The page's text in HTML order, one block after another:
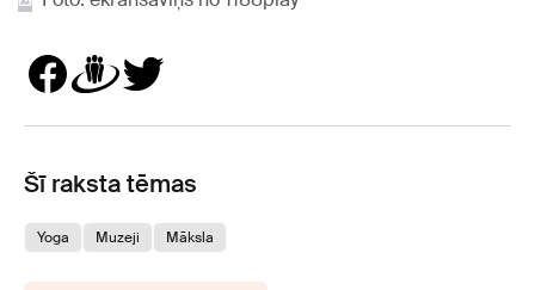
Šī raksta tēmas
Yoga Muzeji Māksla